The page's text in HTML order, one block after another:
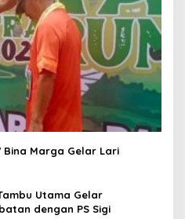
Bina Marga Gelar Lari
Utama Gelar
dengan PS Sigi